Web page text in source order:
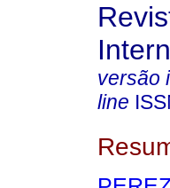
versão
line